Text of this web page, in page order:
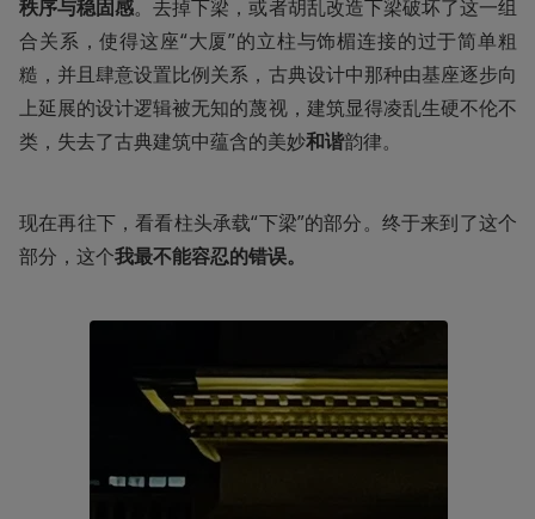
秩序与稳固感。去掉下梁，或者胡乱改造下梁破坏了这一组
合关系，使得这座“大厦”的立柱与饰楣连接的过于简单粗
糙，并且肆意设置比例关系，古典设计中那种由基座逐步向
上延展的设计逻辑被无知的蔑视，建筑显得凌乱生硬不伦不
类，失去了古典建筑中蕴含的美妙和谐韵律。
现在再往下，看看柱头承载“下梁”的部分。终于来到了这个
部分，这个我最不能容忍的错误。